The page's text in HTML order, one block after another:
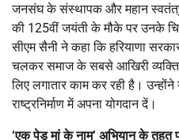
जनसंघ के संस्थापक और महान
की 125वीं जयंती के मौके पर उनके
सीएम सैनी ने कहा कि हरियाणा
चलकर समाज के सबसे आखिरी
लिए लगातार काम कर रही है।
राष्ट्रनिर्माण में अपना योगदान दें।
‘एक पेड़ मां के नाम’ अभियान के तहत